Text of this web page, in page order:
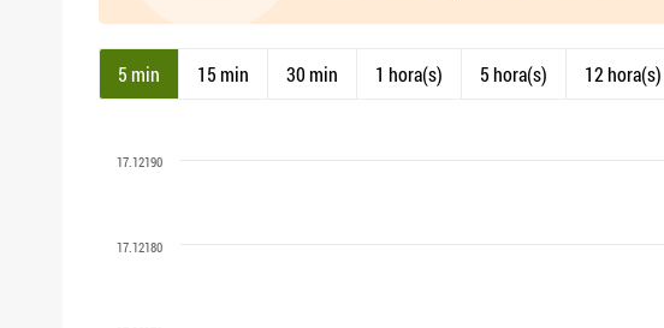
5 min 15 min 30 min 1 hora(s) 5 hora(s) 12 hora(s)